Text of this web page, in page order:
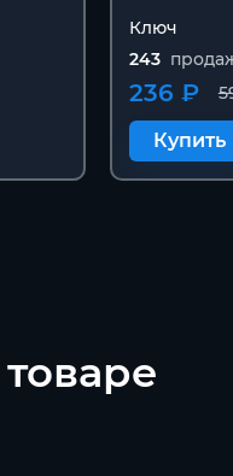
Ключ
243
236 ₽
Купить